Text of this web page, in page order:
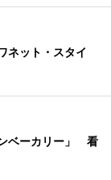
ネット・スタイ
ベーカリー」 看